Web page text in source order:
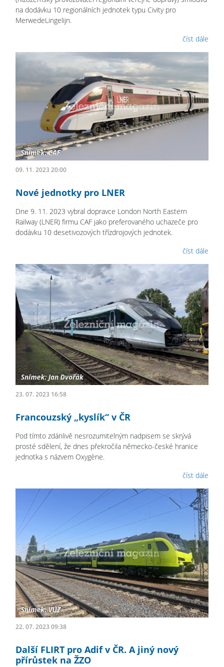
na dodávku 10 regionálních jednotek typu Civity pro
MerwedeLingelijn.
číst dále
09. 11. 2023 20:00
Nové jednotky pro LNER
Dne 9. 11. 2023 vybral dopravce London North Eastern
Railway (LNER) firmu CAF jako preferovaného uchazeče pro
dodávku 10 desetivozových třízdrojových jednotek.
číst dále
23. 07. 2023 16:58
Francouzský „kyslík“ v ČR
Pod tímto zdánlivě nesrozumitelným nadpisem se skrývá
prosté sdělení, že dnes překročila německo-české hranice
jednotka s názvem Oxygène.
číst dále
22. 07. 2023 09:38
Další FLIRT pro Adif v ČR. A jiný nový
přírůstek na ŽZO